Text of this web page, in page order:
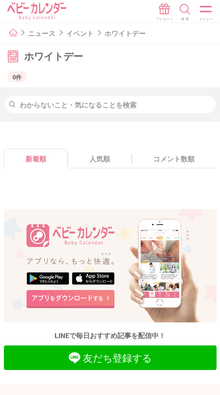
ニュース イベント ホワイトデー
ホワイトデー
0件
新着順 人気順 コメント数順
LINEで毎日おすすめ記事を配信中！
友だち登録する